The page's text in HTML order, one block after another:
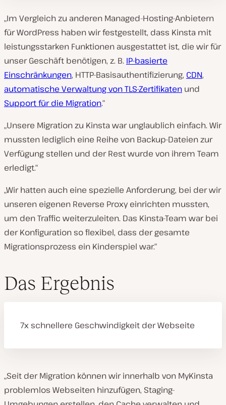
„Im Vergleich zu anderen Managed-Hosting-Anbietern
für WordPress haben wir festgestellt, dass Kinsta mit
leistungsstarken Funktionen ausgestattet ist, die wir für
unser Geschäft benötigen, z. B. IP-basierte
Einschränkungen, HTTP-Basisauthentifizierung, CDN,
automatische Verwaltung von TLS-Zertifikaten und
Support für die Migration.“
„Unsere Migration zu Kinsta war unglaublich einfach. Wir
mussten lediglich eine Reihe von Backup-Dateien zur
Verfügung stellen und der Rest wurde von ihrem Team
erledigt.“
„Wir hatten auch eine spezielle Anforderung, bei der wir
unseren eigenen Reverse Proxy einrichten mussten,
um den Traffic weiterzuleiten. Das Kinsta-Team war bei
der Konfiguration so flexibel, dass der gesamte
Migrationsprozess ein Kinderspiel war.“
Das Ergebnis
7x schnellere Geschwindigkeit der Webseite
„Seit der Migration können wir innerhalb von MyKinsta
problemlos Webseiten hinzufügen, Staging-